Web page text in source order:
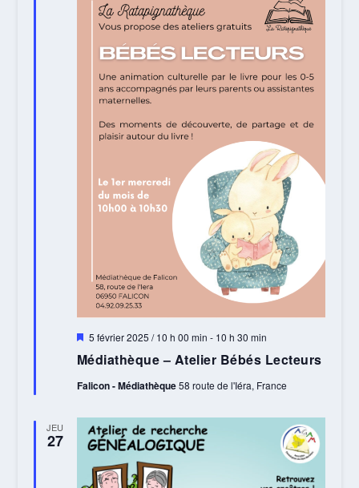
Médiathèque – Atelier Bébés Lecteurs
Mis
avant
5 février 2025 / 10 h 00 min - 10 h 30 min
Falicon - Médiathèque58 route de l'Iéra, France
JEU
27